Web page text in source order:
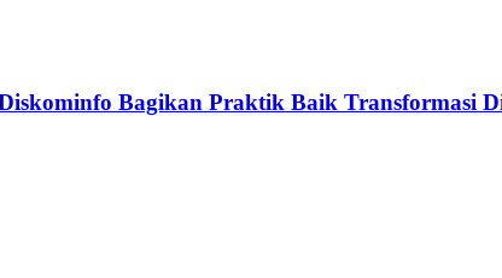
Bagikan Praktik Baik Transformasi